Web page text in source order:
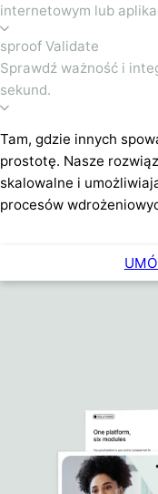
internetowym lub
sproof Validate
Sprawdź ważność i
sekund.
Tam, gdzie innych
prostotę. Nasze
skalowalne i
procesów